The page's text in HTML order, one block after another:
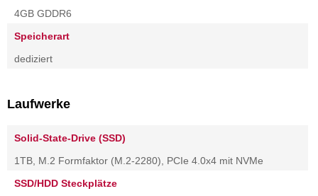
4GB GDDR6
Speicherart
dediziert
Laufwerke
Solid-State-Drive (SSD)
1TB, M.2 Formfaktor (M.2-2280), PCIe 4.0x4 mit NVMe
SSD/HDD Steckplätze